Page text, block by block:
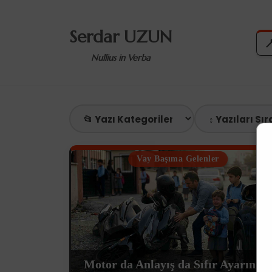
Serdar UZUN
Nullius in Verba
Vay Başıma Gelenler
Motor da Anlayış da Sıfır Ayarında!